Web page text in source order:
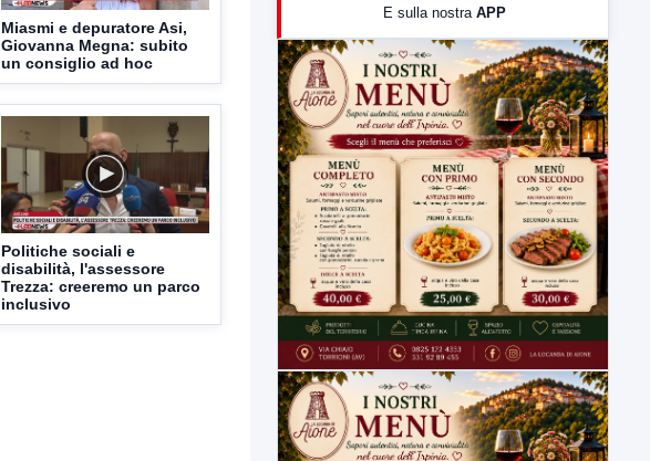
Miasmi e depuratore Asi,
Giovanna Megna: subito
un consiglio ad hoc
Politiche sociali e
disabilità, l'assessore
Trezza: creeremo un parco
inclusivo
23:00 LabNews (replica)
E sulla nostra APP